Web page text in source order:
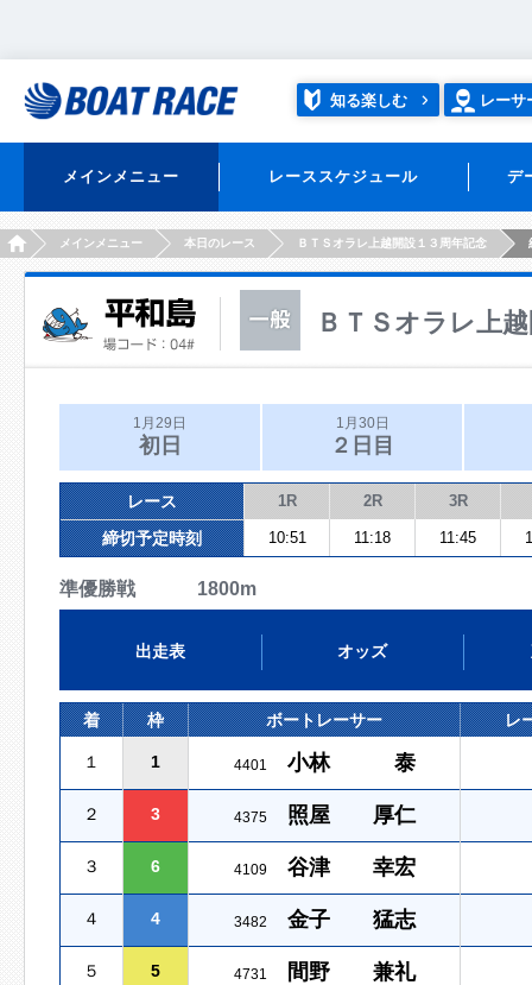
知る楽しむ レーサ
メインメニュー レーススケジュール デ
HOMEメインメニュー 本日のレース ＢＴＳオラレ上越開設１３周年記念
ＢＴＳオラレ上
1月29日
初日
1月30日
２日目
レース 1R 2R 3R
締切予定時刻 10:51 11:18 11:45
準優勝戦 1800m
出走表 オッズ
着 枠 ボートレーサー レ
１ 1 4401 小林 泰
２ 3 4375 照屋 厚仁
３ 6 4109 谷津 幸宏
４ 4 3482 金子 猛志
５ 5 4731 間野 兼礼